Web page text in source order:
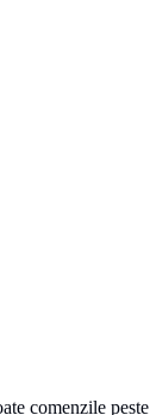
comenzile peste